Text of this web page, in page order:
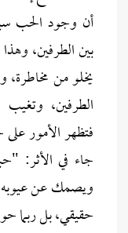
أن وجود الحب
بين الطرفين،
يخلو من
الطرفين،
فتظهر الأمور
جاء في الأثر:
ويصمك عن
حقيقي، بل ربما